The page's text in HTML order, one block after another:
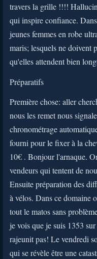
travers la grille !!!!
qui inspire confiance.
jeunes femmes en robe
maris; lesquels ne doivent
qu'elles attendent bien
Préparatifs
Première chose: aller
nous les remet nous
chronométrage
fourni pour le fixer à la
10€ . Bonjour l'arnaque.
vendeurs qui tentent de
Ensuite préparation des
à vélos. Dans ce domaine
tout le matos sans
je vois que je suis 1353
rajeunit pas! Le vendredi
qui se révèle être une